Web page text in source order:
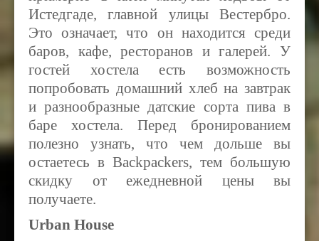
Истедгаде, главной улицы Вестербро.
Это означает, что он находится среди
баров, кафе, ресторанов и галерей. У
гостей хостела есть возможность
попробовать домашний хлеб на завтрак
и разнообразные датские сорта пива в
баре хостела. Перед бронированием
полезно узнать, что чем дольше вы
остаетесь в Backpackers, тем большую
скидку от ежедневной цены вы
получаете.
Urban House